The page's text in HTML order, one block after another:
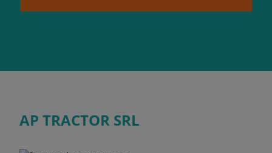
AP TRACTOR SRL